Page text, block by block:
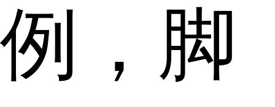
例，脚